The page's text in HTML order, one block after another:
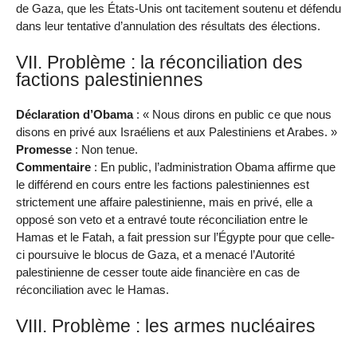
de Gaza, que les États-Unis ont tacitement soutenu et défendu
dans leur tentative d’annulation des résultats des élections.
VII. Problème : la réconciliation des
factions palestiniennes
Déclaration d’Obama: « Nous dirons en public ce que nous
disons en privé aux Israéliens et aux Palestiniens et Arabes. »
Promesse : Non tenue.
Commentaire : En public, l’administration Obama affirme que
le différend en cours entre les factions palestiniennes est
strictement une affaire palestinienne, mais en privé, elle a
opposé son veto et a entravé toute réconciliation entre le
Hamas et le Fatah, a fait pression sur l’Égypte pour que celle-
ci poursuive le blocus de Gaza, et a menacé l’Autorité
palestinienne de cesser toute aide financière en cas de
réconciliation avec le Hamas.
VIII. Problème : les armes nucléaires